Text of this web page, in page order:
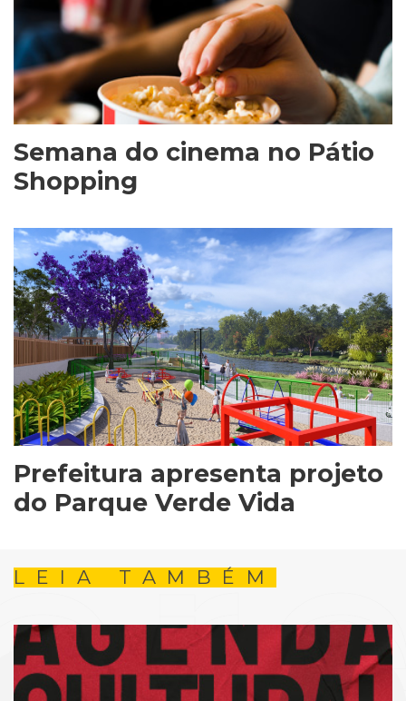
Semana do cinema no Pátio
Shopping
Prefeitura apresenta projeto
do Parque Verde Vida
LEIA TAMBÉM